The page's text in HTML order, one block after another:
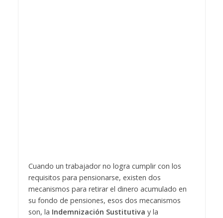
Cuando un trabajador no logra cumplir con los
requisitos para pensionarse, existen dos
mecanismos para retirar el dinero acumulado en
su fondo de pensiones, esos dos mecanismos
son, la Indemnización Sustitutiva y la